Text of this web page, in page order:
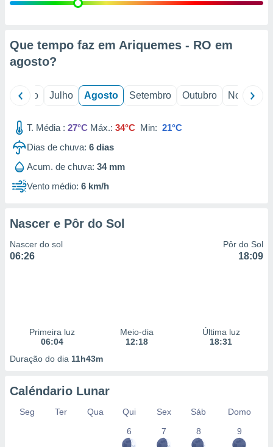
através
estudos
1199
Que tempo faz em Ariquemes - RO em
agosto?
Junho Julho Agosto Setembro Outubro Novembro
T. Média : 27°C Máx.: 34°C Min: 21°C
Dias de chuva: 6 dias
Acum. de chuva: 34 mm
Vento médio: 6 km/h
Nascer e Pôr do Sol
Nascer do sol
06:26
Pôr do Sol
18:09
Primeira luz
06:04
Meio-dia
12:18
Última luz
18:31
Duração do dia 11h43m
Caléndario Lunar
Seg Ter Qua Qui Sex Sáb
Domo
6
7 8 9